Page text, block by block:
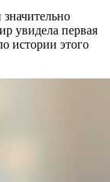
увидела первая
истории этого